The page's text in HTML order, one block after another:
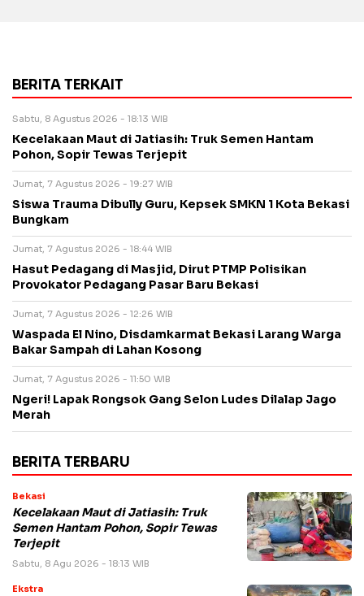
BERITA TERKAIT
Sabtu, 8 Agustus 2026 - 18:13 WIB
Kecelakaan Maut di Jatiasih: Truk Semen Hantam
Pohon, Sopir Tewas Terjepit
Jumat, 7 Agustus 2026 - 19:27 WIB
Siswa Trauma Dibully Guru, Kepsek SMKN 1 Kota Bekasi
Bungkam
Jumat, 7 Agustus 2026 - 18:44 WIB
Hasut Pedagang di Masjid, Dirut PTMP Polisikan
Provokator Pedagang Pasar Baru Bekasi
Jumat, 7 Agustus 2026 - 12:26 WIB
Waspada El Nino, Disdamkarmat Bekasi Larang Warga
Bakar Sampah di Lahan Kosong
Jumat, 7 Agustus 2026 - 11:50 WIB
Ngeri! Lapak Rongsok Gang Selon Ludes Dilalap Jago
Merah
BERITA TERBARU
Bekasi
Kecelakaan Maut di Jatiasih: Truk
Semen Hantam Pohon, Sopir Tewas
Terjepit
Sabtu, 8 Agu 2026 - 18:13 WIB
Ekstra